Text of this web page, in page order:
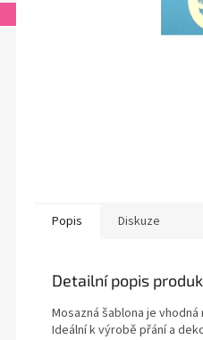
Popis Diskuze
Detailní popis
Mosazná šablona je
Ideální k výrobě přání a